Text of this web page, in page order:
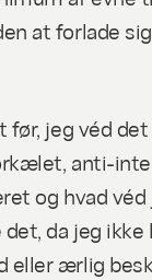
at forlade
før, jeg véd
anti-
og hvad véd
da jeg ikke
eller ærlig